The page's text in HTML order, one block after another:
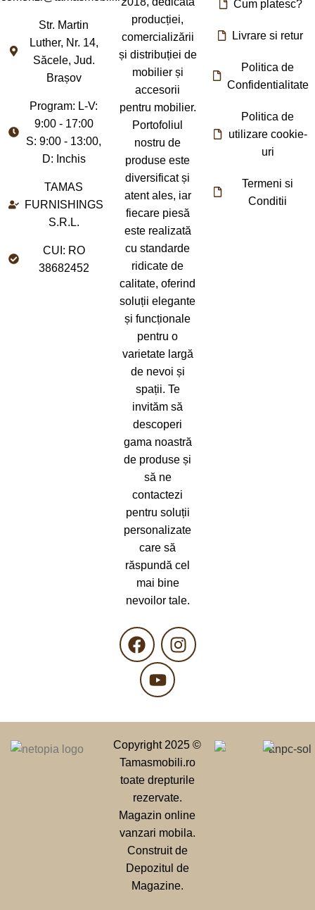
Str. Martin
Luther, Nr. 14,
Săcele, Jud.
Brașov
Program: L-V:
9:00 - 17:00
S: 9:00 - 13:00,
D: Inchis
TAMAS
FURNISHINGS
S.R.L.
CUI: RO
38682452
producției,
comercializării
și distribuției de
mobilier și
accesorii
pentru mobilier.
Portofoliul
nostru de
produse este
diversificat și
atent ales, iar
fiecare piesă
este realizată
cu standarde
ridicate de
calitate, oferind
soluții elegante
și funcționale
pentru o
varietate largă
de nevoi și
spații. Te
invităm să
descoperi
gama noastră
de produse și
să ne
contactezi
pentru soluții
personalizate
care să
răspundă cel
mai bine
nevoilor tale.
Cum platesc?
Livrare si retur
Politica de
Confidentialitate
Politica de
utilizare cookie-
uri
Termeni si
Conditii
Copyright 2025 ©
Tamasmobili.ro
toate drepturile
rezervate.
Magazin online
vanzari mobila.
Construit de
Depozitul de
Magazine.